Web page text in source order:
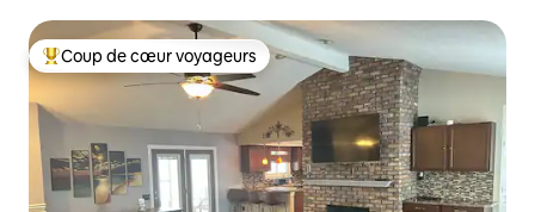
Coups de cœur voyageurs les plus appréciés
Coup de cœur voyageurs